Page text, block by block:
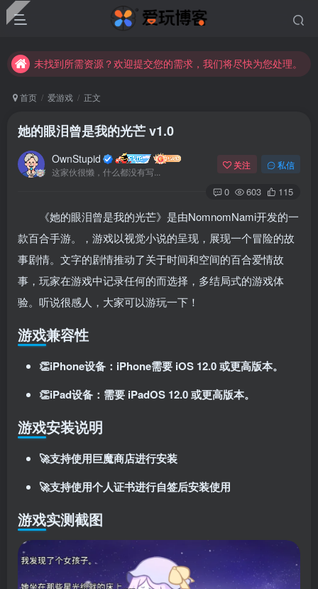
未找到所需资源？欢迎提交您的需求，我们将尽快为您处理。
未找到所需资源？欢迎提交您的需求，我们将尽快为您处理。
首页 爱游戏 正文
她的眼泪曾是我的光芒 v1.0
OwnStupid
这家伙很懒，什么都没有写...
关注 私信
0 603 115
《她的眼泪曾是我的光芒》是由NomnomNami开发的一
款百合手游。，游戏以视觉小说的呈现，展现一个冒险的故
事剧情。文字的剧情推动了关于时间和空间的百合爱情故
事，玩家在游戏中记录任何的而选择，多结局式的游戏体
验。听说很感人，大家可以游玩一下！
游戏兼容性
👏iPhone设备：iPhone需要 iOS 12.0 或更高版本。
👏iPad设备：需要 iPadOS 12.0 或更高版本。
游戏安装说明
🚀支持使用巨魔商店进行安装
🚀支持使用个人证书进行自签后安装使用
游戏实测截图